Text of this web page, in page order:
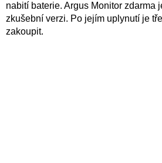
nabití baterie. Argus Monitor zdarma
zkušební verzi. Po jejím uplynutí je
zakoupit.